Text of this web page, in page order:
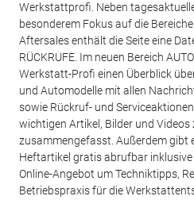
Werkstattprofi. Neben
besonderem Fokus auf die
Aftersales enthält die Seite eine
RÜCKRUFE. Im neuen Bereich
Werkstatt-Profi einen Überblick
und Automodelle mit allen
sowie Rückruf- und
wichtigen Artikel, Bilder und Videos
zusammengefasst. Außerdem gibt
Heftartikel gratis abrufbar inklusive
Online-Angebot um Techniktipps,
Betriebspraxis für die